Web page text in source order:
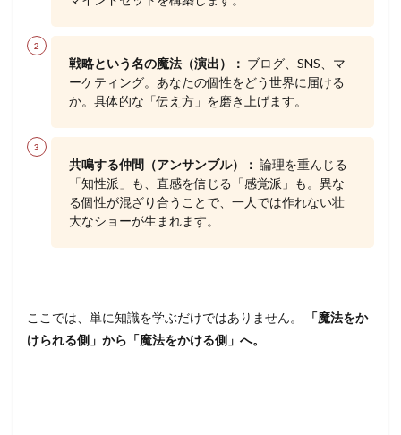
戦略という名の魔法（演出）： ブログ、SNS、マ
ーケティング。あなたの個性をどう世界に届ける
か。具体的な「伝え方」を磨き上げます。
共鳴する仲間（アンサンブル）： 論理を重んじる
「知性派」も、直感を信じる「感覚派」も。異な
る個性が混ざり合うことで、一人では作れない壮
大なショーが生まれます。
ここでは、単に知識を学ぶだけではありません。
「魔法をか
けられる側」から「魔法をかける側」へ。